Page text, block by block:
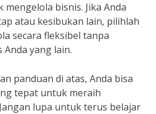
bisnis. Jika Anda
atau kesibukan lain, pilihlah
secara fleksibel tanpa
yang lain.
panduan di atas, Anda bisa
tepat untuk meraih
lupa untuk terus belajar